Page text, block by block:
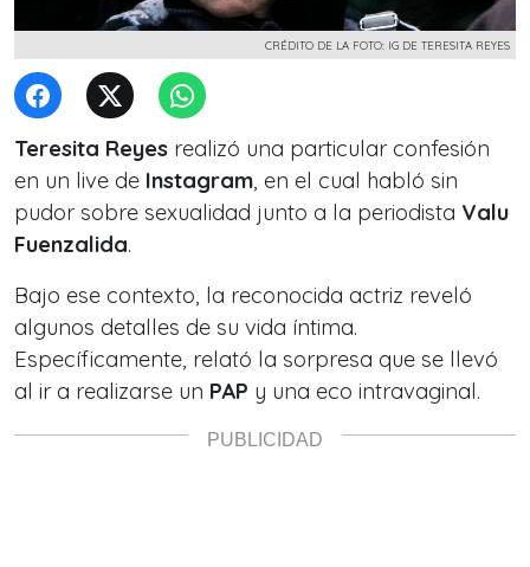
CRÉDITO DE LA FOTO: IG DE TERESITA REYES
Teresita Reyes realizó una particular confesión
en un live de Instagram, en el cual habló sin
pudor sobre sexualidad junto a la periodista Valu
Fuenzalida.
Bajo ese contexto, la reconocida actriz reveló
algunos detalles de su vida íntima.
Específicamente, relató la sorpresa que se llevó
al ir a realizarse un PAP y una eco intravaginal.